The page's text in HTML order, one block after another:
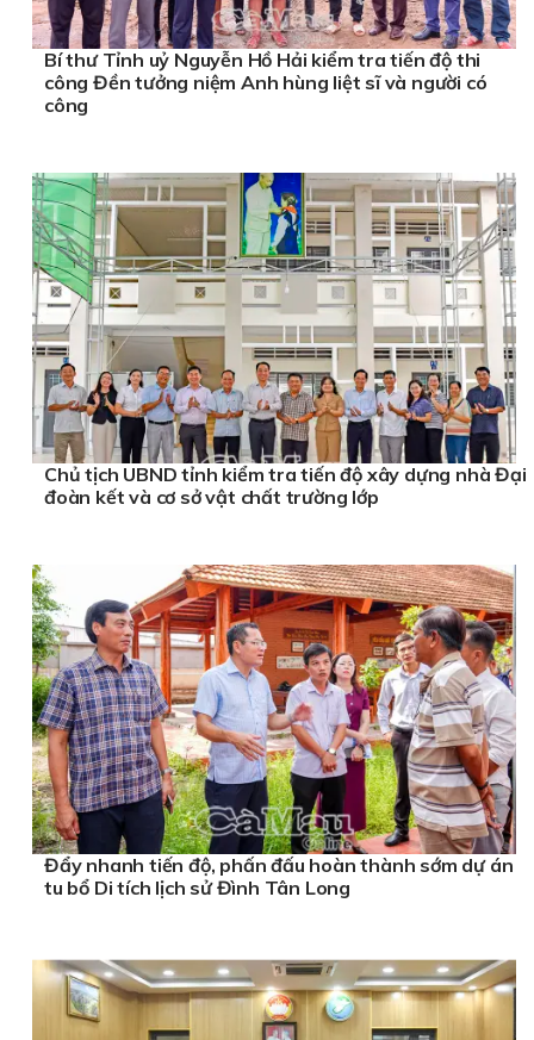
Bí thư Tỉnh uỷ Nguyễn Hồ Hải kiểm tra tiến độ thi
công Đền tưởng niệm Anh hùng liệt sĩ và người có
công
Chủ tịch UBND tỉnh kiểm tra tiến độ xây dựng nhà Đại
đoàn kết và cơ sở vật chất trường lớp
Đẩy nhanh tiến độ, phấn đấu hoàn thành sớm dự án
tu bổ Di tích lịch sử Đình Tân Long